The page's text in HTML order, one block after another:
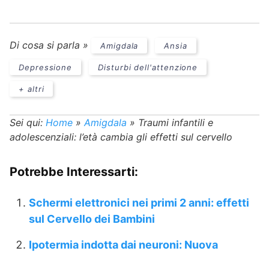
Di cosa si parla » Amigdala Ansia
Depressione Disturbi dell'attenzione
+ altri
Sei qui: Home » Amigdala » Traumi infantili e
adolescenziali: l’età cambia gli effetti sul cervello
Potrebbe Interessarti:
Schermi elettronici nei primi 2 anni: effetti
sul Cervello dei Bambini
Ipotermia indotta dai neuroni: Nuova